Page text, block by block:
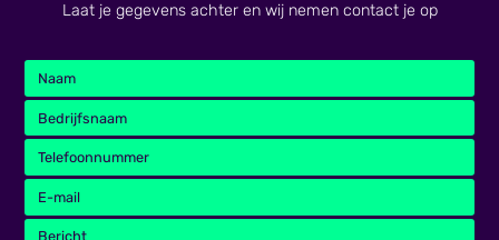
Laat je gegevens achter en wij nemen contact je op